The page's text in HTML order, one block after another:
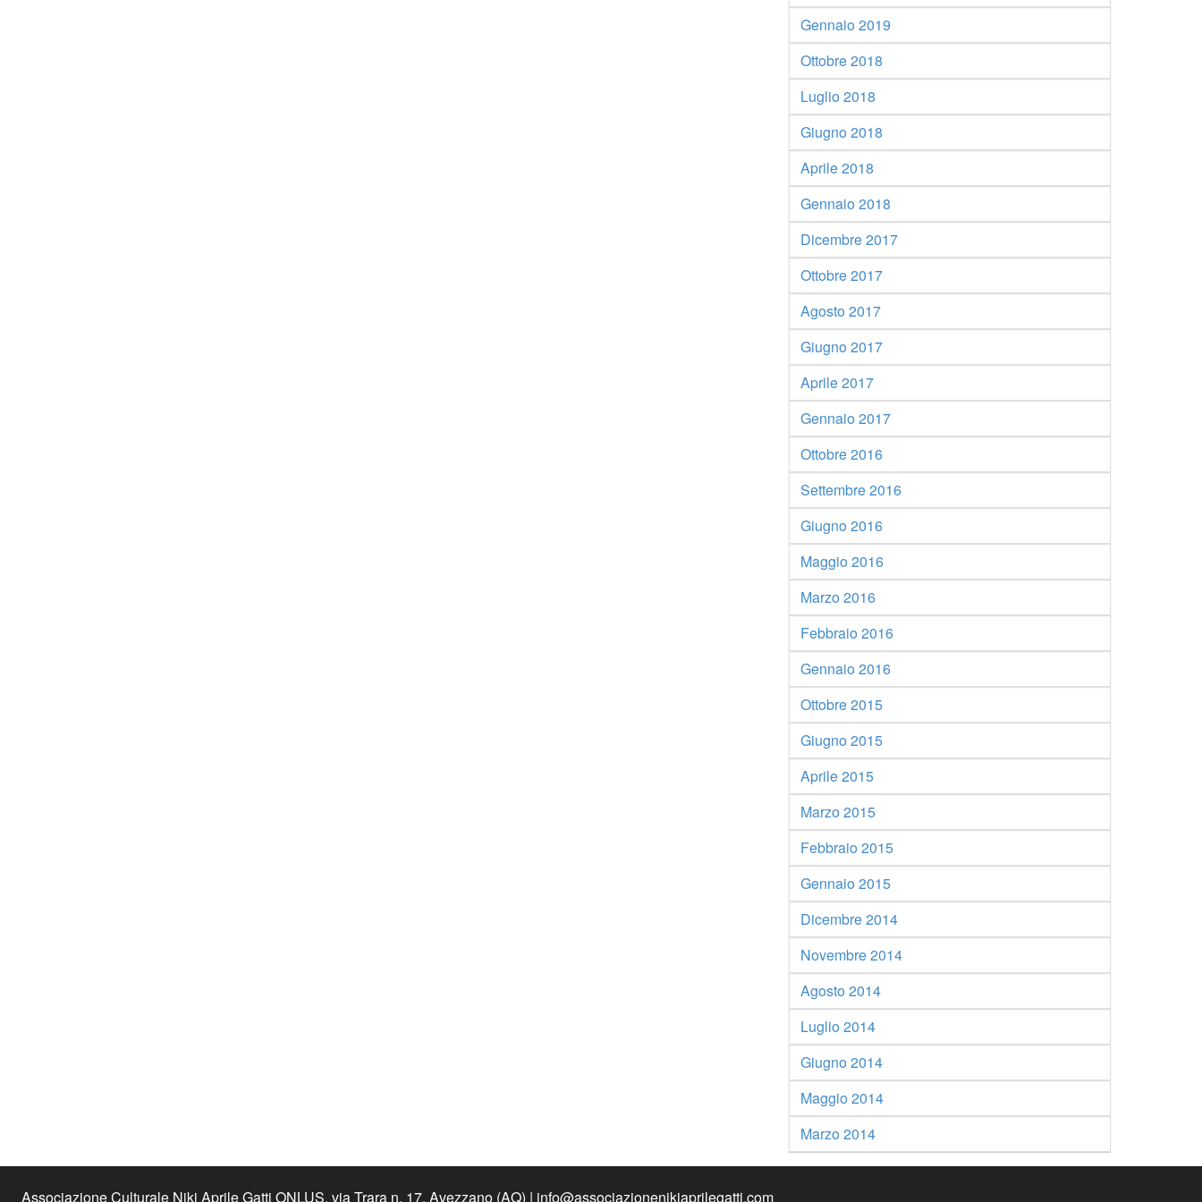
Gennaio 2019
Ottobre 2018
Luglio 2018
Giugno 2018
Aprile 2018
Gennaio 2018
Dicembre 2017
Ottobre 2017
Agosto 2017
Giugno 2017
Aprile 2017
Gennaio 2017
Ottobre 2016
Settembre 2016
Giugno 2016
Maggio 2016
Marzo 2016
Febbraio 2016
Gennaio 2016
Ottobre 2015
Giugno 2015
Aprile 2015
Marzo 2015
Febbraio 2015
Gennaio 2015
Dicembre 2014
Novembre 2014
Agosto 2014
Luglio 2014
Giugno 2014
Maggio 2014
Marzo 2014
Associazione Culturale Niki Aprile Gatti ONLUS, via Trara n. 17, Avezzano (AQ) | info@associazionenikiaprilegatti.com